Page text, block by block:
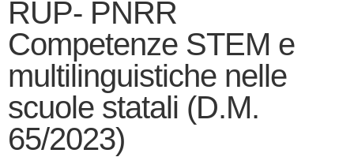
RUP- PNRR
Competenze STEM e
multilinguistiche nelle
scuole statali (D.M.
65/2023)